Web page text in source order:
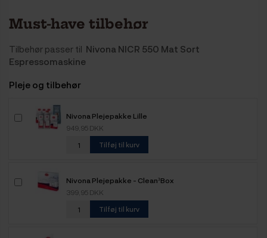
Must-have tilbehør
Tilbehør passer til Nivona NICR 550 Mat Sort
Espressomaskine
Pleje og tilbehør
Nivona Plejepakke Lille
949,95 DKK
Tilføj til kurv
Nivona Plejepakke - Clean³Box
399,95 DKK
Tilføj til kurv